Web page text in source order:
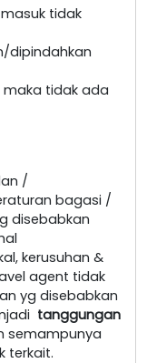
tidak
dipindahkan
tidak ada
/
bagasi /
disebabkan
kerusuhan &
agent tidak
yg disebabkan
tanggungan
semampunya
terkait.